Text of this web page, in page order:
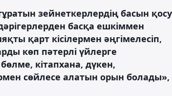
зейнеткерлердің басын қосу
басқа ешкіммен
қарт кісілермен әңгімелесіп,
көп пәтерлі үйлерге
кітапхана, дүкен,
сөйлесе алатын орын болады»,